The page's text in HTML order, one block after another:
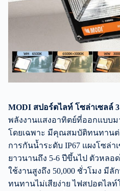
MODI สปอร์ตไลท์ โซล่าเซลล์
พลังงานแสงอาทิตย์ที่ออกแบบ
โดยเฉพาะ มีคุณสมบัติทนทาน
การกันน้ำระดับ IP67 แผงโซล่า
ยาวนานถึง 5-6 ปีขึ้นไป ตัวหลอ
ใช้งานสูงถึง 50,000 ชั่วโมง มี
ทนทานไม่เสียง่าย ไฟสปอตไลท์